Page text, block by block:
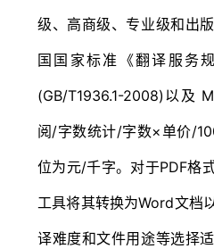
级、高商级、专业级和出
国国家标准《翻译服务
(GB/T1936.1-2008)以及
阅/字数统计/字数×单价/
位为元/千字。对于PDF格
工具将其转换为Word文档
译难度和文件用途等选择